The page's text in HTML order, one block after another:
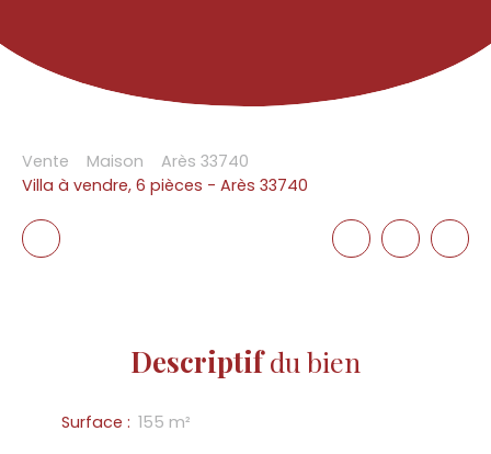
Vente Maison
Arès 33740
Villa à vendre, 6 pièces - Arès 33740
Descriptifdu bien
Surface : 155 m²